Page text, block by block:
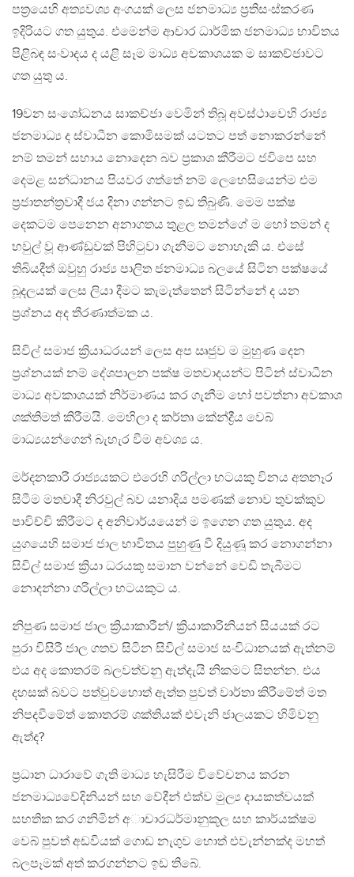
පත්‍රයෙහි අත්‍යවශ්‍ය අංගයක් ලෙස ජනමාධ්‍ය ප්‍රතිසංස්කරණ
ඉදිරියට ගත යුතුය. එමෙන්ම ආචාර ධාර්මික ජනමාධ්‍ය භාවිතය
පිළිබඳ සංවාදය ද යළි සෑම මාධ්‍ය අවකාශයක ම සාකච්ජාවට
ගත යුතු ය.
19වන සංශෝධනය සාකච්ජා වෙමින් තිබූ අවස්ථාවෙහි රාජ්‍ය
ජනමාධ්‍ය ද ස්වාධීන කොමිසමක් යටතට පත් නොකරන්නේ
නම් තමන් සහාය නොදෙන බව ප්‍රකාශ කීරීමට ජවිපෙ සහ
දෙමළ සන්ධානය පියවර ගත්තේ නම් ලෙහෙසියෙන්ම එම
ප්‍රජාතන්ත්‍රවාදී ජය දිනා ගන්නට ඉඩ තිබුණි. මෙම පක්ෂ
දෙකටම පෙනෙන අනාගතය තුළල තමන්ගේ ම හෝ තමන් ද
හවුල් වූ ආණ්ඩුවක් පිහිටුවා ගැනීමට නොහැකි ය. එසේ
තිබියදීත් ඔවුහු රාජ්‍ය පාලිත ජනමාධ්‍ය බලයේ සිටින පක්ෂයේ
බූදලයක් ලෙස ලියා දීමට කැමැත්තෙන් සිටින්නේ ද යන
ප්‍රශ්නය අද තීරණාත්මක ය.
සිවිල් සමාජ ක්‍රියාධරයන් ලෙස අප ඍජුව ම මුහුණ දෙන
ප්‍රශ්නයක් නම් දේශපාලන පක්ෂ මතවාදයන්ට පිටින් ස්වාධීන
මාධ්‍ය අවකාශයක් නිර්මාණය කර ගැනීම හෝ පවත්නා අවකාශ
ශක්තිමත් කිරීමයි. මෙහිලා ද කර්තෘ කේන්ද්‍රීය වෙබ්
මාධ්‍යයන්ගෙන් බැහැර වීම අවශ්‍ය ය.
මර්දනකාරී රාජ්‍යයකට එරෙහි ගරිල්ලා භටයකු විනය අතනෑර
සිටීම මතවාදී නිරවුල් බව යනාදිය පමණක් නොව තුවක්කුව
පාවිච්චි කිරීමට ද අනිවාර්යයෙන් ම ඉගෙන ගත යුතුය. අද
යුගයෙහි සමාජ ජාල භාවිතය පුහුණු වී දියුණූ කර නොගන්නා
සිවිල් සමාජ ක්‍රියා ධරයකු සමාන වන්නේ වෙඩි තැබීමට
නොදන්නා ගරිල්ලා භටයකුට ය.
නිපුණ සමාජ ජාල ක්‍රියාකාරීන්/ ක්‍රියාකාරිනියන් සියයක් රට
පුරා විසිරී ජාල ගතව සිටින සිවිල් සමාජ සංවිධානයක් ඇත්නම්
එය අද කොතරම් බලවත්වනු ඇත්දැයි නිකමට සිතන්න. එය
දහසක් බවට පත්වුවහොත් ඇත්ත පුවත් වාර්තා කිරීමේත් මත
නිපදවීමේත් කොතරම් ශක්තියක් එවැනි ජාලයකට හිමිවනු
ඇත්ද?
ප්‍රධාන ධාරාවේ ගැති මාධ්‍ය හැසිරීම විවේචනය කරන
ජනමාධ්‍යවේදිනියන් සහ වේදීන් එක්ව මුල්‍ය දායකත්වයක්
සහතික කර ගනිමින් අාචාරධර්මානුකූල සහ කාර්යක්ෂම
වෙබ් පුවත් අඩවියක් ගොඩ නැගුව හොත් එවැන්නක්ද මහත්
බලපෑමක් අත් කරගන්නට ඉඩ තිබේ.